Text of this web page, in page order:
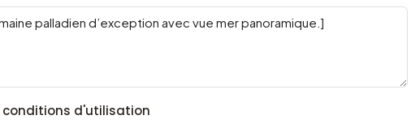
conditions d'utilisation